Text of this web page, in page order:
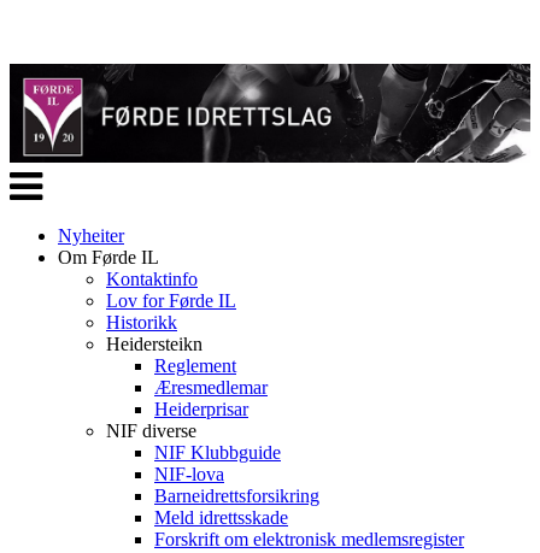
Veksle
navigasjon
Nyheiter
Om Førde IL
Kontaktinfo
Lov for Førde IL
Historikk
Heidersteikn
Reglement
Æresmedlemar
Heiderprisar
NIF diverse
NIF Klubbguide
NIF-lova
Barneidrettsforsikring
Meld idrettsskade
Forskrift om elektronisk medlemsregister